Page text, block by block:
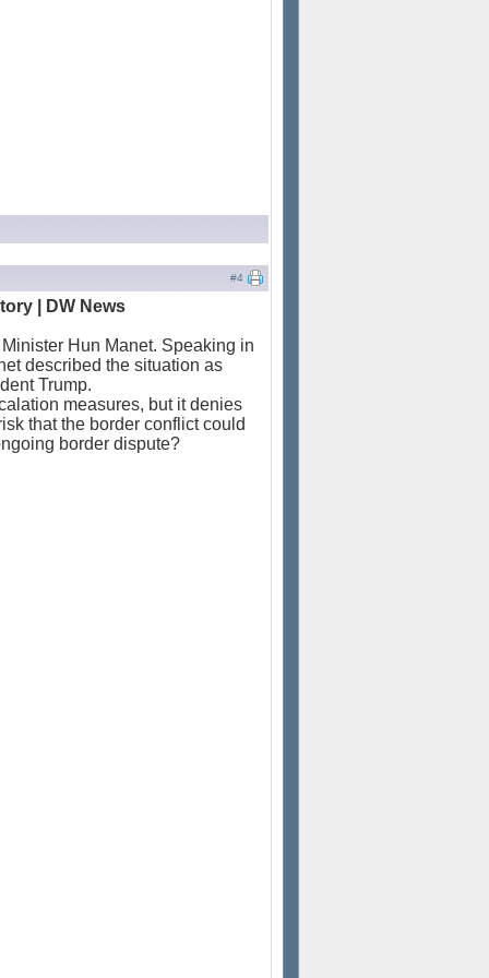
#4
| DW News
Hun Manet. Speaking in
described the situation as
Trump.
measures, but it denies
that the border conflict could
border dispute?